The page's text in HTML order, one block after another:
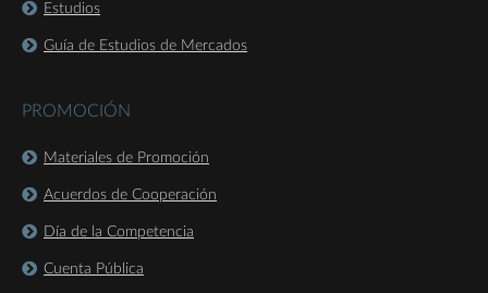
Estudios
Guía de Estudios de Mercados
PROMOCIÓN
Materiales de Promoción
Acuerdos de Cooperación
Día de la Competencia
Cuenta Pública